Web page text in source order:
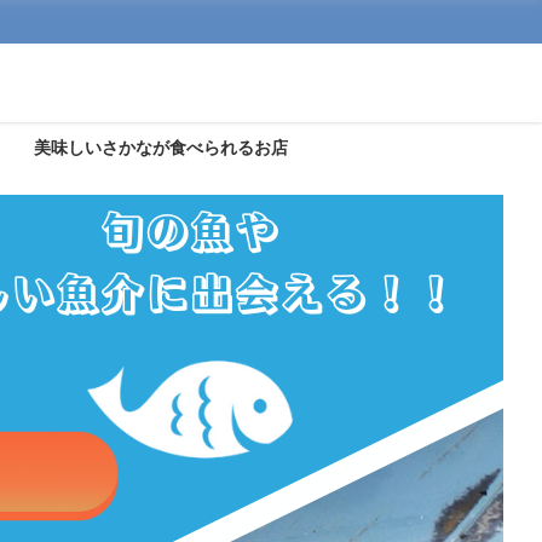
美味しいさかなが食べられるお店